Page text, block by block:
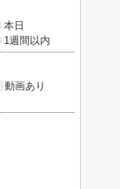
本日
1週間以内
動画あり